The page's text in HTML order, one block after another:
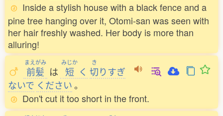
Inside a stylish house with a black fence and a
pine tree hanging over it, Otomi-san was seen with
her hair freshly washed. Her body is more than
alluring!
まえがみ
前髪 は
みじか
短 く
き
切りすぎ
ないで ください。
Don't cut it too short in the front.